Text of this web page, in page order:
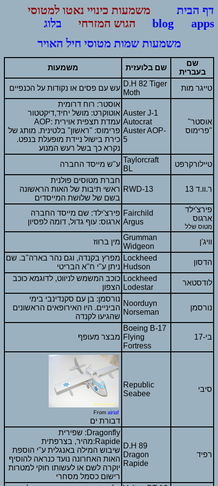
דף הבית
משמעות כינויי נאטו למטוסי
הגוש המזרחי
בלוג blog
apps
משמעות שמות מטוסי חיל האויר
משמעות שם בלועזית
שם
בעברית
עש עם פסים או נקודות על הכנפיים
D.H 82 Tiger
Moth
טייגר מות
אוסטר: רוח דרומית
אוטוקרט: מושל יחיד,דיקטטור
AOP: עמדת תצפית אוירית
פרימוס: "ראשון" בלטינית. מותג של
כירת בישול ניידת מופעלת בנפט.
נקרא כך בשל רעש המנוע
Auster J-1
Autocrat
Auster AOP-
5
"אוסטר
"פרימוס
ע"ש מייסד החברה
Taylorcraft
BL
טיילורקרפט
חברת מטוסים פולנית
ראשי תיבות של האות הראשונה
בשם של שלושת המייסדים
RWD-13 ר.וו.ד 13
פירצ'ילד: שם מייסד החברה
ארגוס: עוף גדול, דומה לפסיון
Fairchild
Argus
פירצ'ילד
ארגוס
מטוס שלל
מין ברווז
Grumman
Widgeon
וויג'ן
מפרץ בקנדה, וגם נהר בארה"ב. שם
ניתן ע"י ח"א הבריטי
Lockheed
Hudson
הדסון
כוכב המשמש לניווט, לדוגמא כוכב
הצפון
Lockheed
Lodestar
לודסטאר
נורסמן: בן עם סקנדינבי בימי
הביניים. היו האירופאים הראשונים
שהגיעו לקנדה
Noorduyn
Norseman
נורסמן
מבצר מעופף
Boeing B-17
Flying
Fortress
בי-17
From airiaf
דבורת ים
Republic
Seabee
סיבי
שפירית :Dragonfly
מהיר, בצרפתית:Rapide
שיבוש המילה באנגלית ע"י הוספת
האות האחרונה נועד כנראה להוסיף
יוקרה לשם או לעשותו חוקי למטרות
רישום כסמל מסחרי
D.H 89
Dragon
Rapide
רפיד